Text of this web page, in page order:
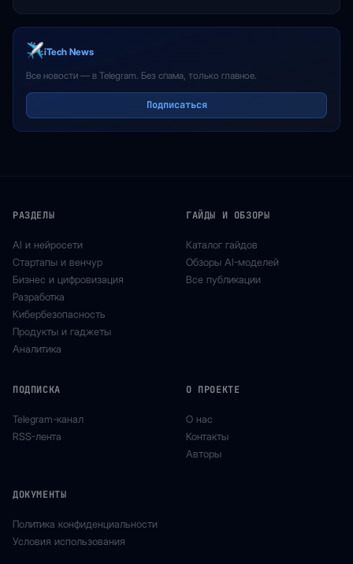
iTech News
Все новости — в Telegram. Без спама, только главное.
Подписаться
РАЗДЕЛЫ
AI и нейросети
Стартапы и венчур
Бизнес и цифровизация
Разработка
Кибербезопасность
Продукты и гаджеты
Аналитика
ГАЙДЫ И ОБЗОРЫ
Каталог гайдов
Обзоры AI-моделей
Все публикации
ПОДПИСКА
Telegram-канал
RSS-лента
О ПРОЕКТЕ
О нас
Контакты
Авторы
ДОКУМЕНТЫ
Политика конфиденциальности
Условия использования